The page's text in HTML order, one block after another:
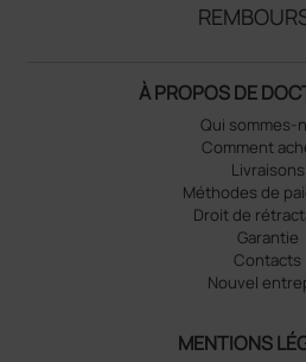
À PROPOS DE
Qui sommes-
Comment
Livraisons
Méthodes de
Droit de
Garantie
Contacts
Nouvel
MENTIONS